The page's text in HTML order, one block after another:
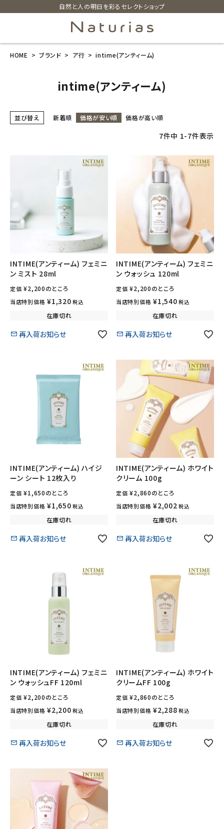
自然と人の明日を彩るセレクトショップ
新商品
美容・コスメ・香水
日用品雑貨
インナー・下着・ナイトウェア
キッズ・ベビー・マタニティ
オリジナルブランド
エコリュクス
エコメイト
コラム・スタッフのおすすめ
ご利用ガイド等
ようこそ ゲスト 様
meeting_room ログイン 会員登録
HOME ブランド ア行 intime(アンティーム)
intime(アンティーム)
並び替え 新着順 価格が安い順 価格が高い順
7件中 1-7件表示
INTIME(アンティーム) フェミニ
ン ミスト 28ml
定価 ¥2,200のところ
当店特別価格 ¥1,320 税込
在庫切れ
再入荷お知らせ
INTIME(アンティーム) フェミニ
ン ウォッシュ 120ml
定価 ¥2,200のところ
当店特別価格 ¥1,540 税込
在庫切れ
再入荷お知らせ
INTIME(アンティーム) ハイジ
ーン シート 12枚入り
定価 ¥1,650のところ
当店特別価格 ¥1,650 税込
在庫切れ
再入荷お知らせ
INTIME(アンティーム) ホワイト
クリーム 100g
定価 ¥2,860のところ
当店特別価格 ¥2,002 税込
在庫切れ
再入荷お知らせ
INTIME(アンティーム) フェミニ
ン ウォッシュFF 120ml
定価 ¥2,200のところ
当店特別価格 ¥2,200 税込
在庫切れ
再入荷お知らせ
INTIME(アンティーム) ホワイト
クリームFF 100g
定価 ¥2,860のところ
当店特別価格 ¥2,288 税込
在庫切れ
再入荷お知らせ